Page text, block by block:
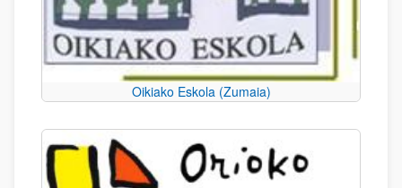
Oikiako Eskola (Zumaia)